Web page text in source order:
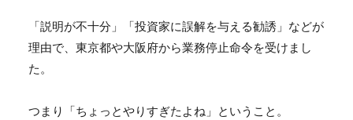
「説明が不十分」「投資家に誤解を与える勧誘」などが
理由で、 東京都や大阪府から業務停止命令を受けまし
た。
つまり「ちょっとやりすぎたよね」ということ。